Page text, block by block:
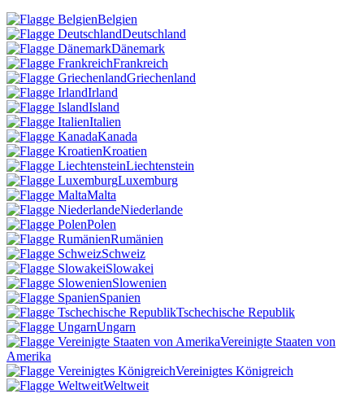
Belgien
Deutschland
Dänemark
Frankreich
Griechenland
Irland
Island
Italien
Kanada
Kroatien
Liechtenstein
Luxemburg
Malta
Niederlande
Polen
Rumänien
Schweiz
Slowakei
Slowenien
Spanien
Tschechische Republik
Ungarn
Vereinigte Staaten von
Amerika
Vereinigtes Königreich
Weltweit